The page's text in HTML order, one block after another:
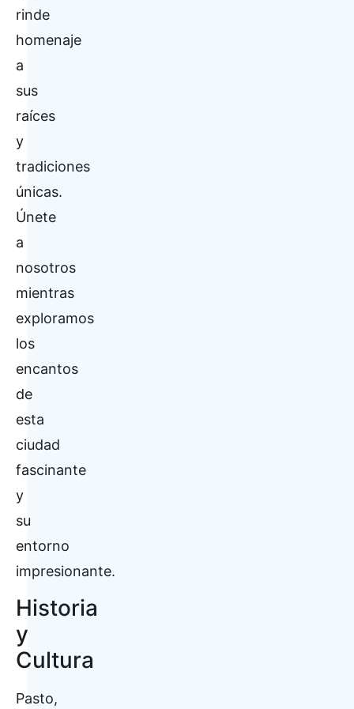
rinde
homenaje
a
sus
raíces
y
tradiciones
únicas.
Únete
a
nosotros
mientras
exploramos
los
encantos
de
esta
ciudad
fascinante
y
su
entorno
impresionante.
Historia
y
Cultura
Pasto,